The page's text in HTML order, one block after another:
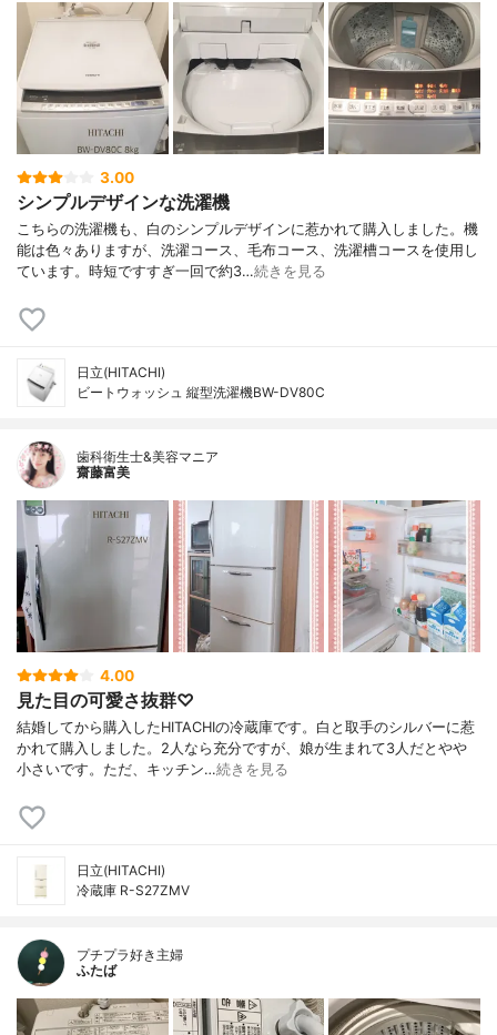
3.00
シンプルデザインな洗濯機
こちらの洗濯機も、白のシンプルデザインに惹かれて購入しました。機
能は色々ありますが、洗濯コース、毛布コース、洗濯槽コースを使用し
ています。時短ですすぎ一回で約3…続きを見る
日立(HITACHI)
ビートウォッシュ 縦型洗濯機BW-DV80C
歯科衛生士&美容マニア
齋藤富美
4.00
見た目の可愛さ抜群♡
結婚してから購入したHITACHIの冷蔵庫です。白と取手のシルバーに惹
かれて購入しました。2人なら充分ですが、娘が生まれて3人だとやや
小さいです。ただ、キッチン…続きを見る
日立(HITACHI)
冷蔵庫 R-S27ZMV
プチプラ好き主婦
ふたば